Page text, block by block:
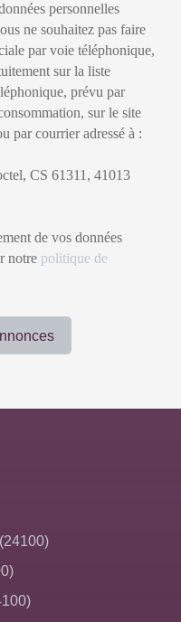
personnelles
ne souhaitez pas faire
par voie téléphonique,
sur la liste
prévu par
sur le site
par courrier adressé à :
CS 61311, 41013
de vos données
notre politique de